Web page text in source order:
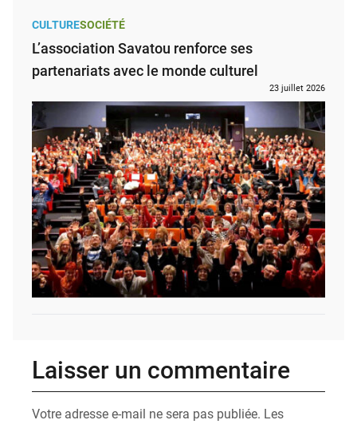
CULTURESOCIÉTÉ
L’association Savatou renforce ses
partenariats avec le monde culturel
23 juillet 2026
Laisser un commentaire
Votre adresse e-mail ne sera pas publiée. Les